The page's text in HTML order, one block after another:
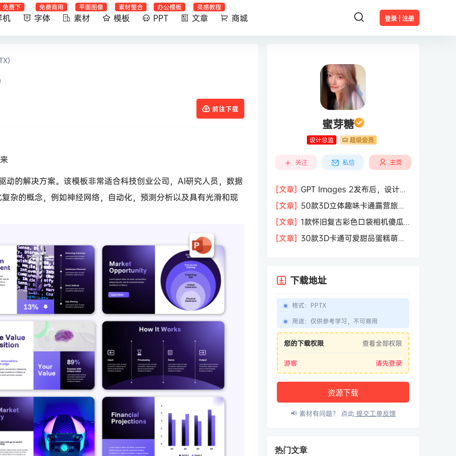
登录 | 注册
机
免费下
字体
免费商用
素材
平面图像
模板
素材整合
PPT
办公模板
文章
灵感教程
商城
前往下载
的解决方案。该模板非常适合科技创业公司，AI研究人员，数据
杂的概念，例如神经网络，自动化，预测分析以及具有光滑和现
蜜芽糖
设计总监 超级会员
关注 私信 主页
[文章] GPT Images 2发布后，设计行
业的天真的塌了？
[文章] 50款3D立体趣味卡通露营旅行
度假旅游装备插图插画PNG免抠图片素
材图
[文章] 1款怀旧复古彩色口袋相机傻瓜
相机屏幕模型PSD模板样机效果图素材
[文章] 30款3D卡通可爱甜品蛋糕萌趣
下载地址
格式： PPTX
用途： 仅供参考学习，不可商用
您的下载权限 查看全部权限
游客 请先登录
资源下载
📢 素材有问题？ 点此提交工单反馈
热门文章